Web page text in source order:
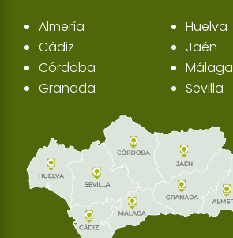
Almería
Cádiz
Córdoba
Granada
Huelva
Jaén
Málaga
Sevilla